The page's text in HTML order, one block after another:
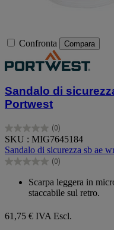
Confronta Compara
Sandalo di
Portwest
(0)
0.0
su
5
stelle.
SKU : MIG7645184
Sandalo di sicurezza sb ae
(0)
0.0
Scarpa leggera in
staccabile sul retro.
61,75 € IVA Escl.